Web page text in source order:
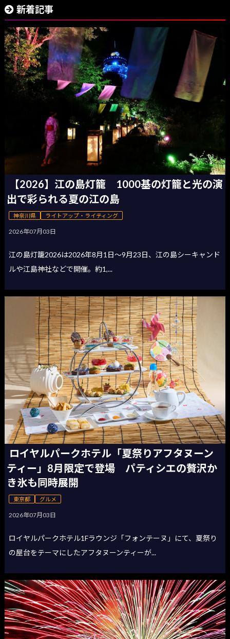
新着記事
【2026】江の島灯籠 1000基の灯籠と光の演
出で彩られる夏の江の島
神奈川県 ライトアップ・ライティング
2026年07月03日
江の島灯籠2026は2026年8月1日〜9月23日、江の島シーキャンド
ルや江島神社などで開催。約1,...
ロイヤルパークホテル「夏祭りアフタヌーン
ティー」8月限定で登場 パティシエの贅沢か
き氷も同時展開
東京都 グルメ
2026年07月03日
ロイヤルパークホテル1Fラウンジ「フォンテーヌ」にて、夏祭り
の屋台をテーマにしたアフタヌーンティーが...